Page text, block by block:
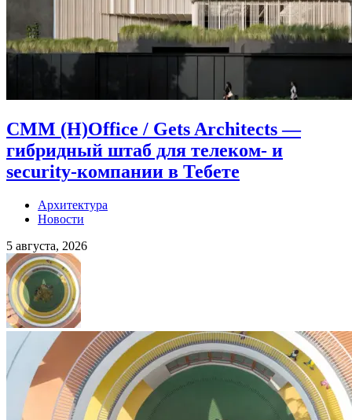
CMM (H)Office / Gets Architects —
гибридный штаб для телеком- и
security-компании в Тебете
Архитектура
Новости
5 августа, 2026